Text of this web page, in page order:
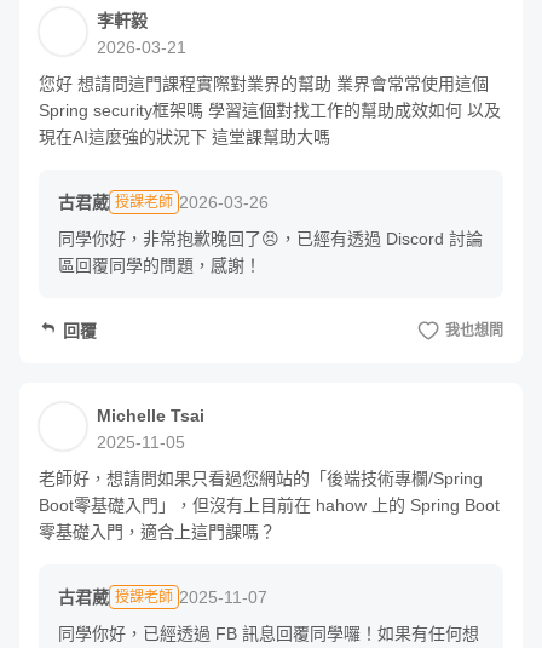
Security 微服務 ，由它來管理 Token 的發放和認證。
章節 11 - Spring Security 和微服務架構
章節 12 - 實戰演練：打造一個安全的微服務架構
學完了 Spring Boot，卻不知道下一步該往哪裡精進
在工作中常聽到一些資安的名詞，卻不了解它們實際的
運作邏輯
保護
想學習 Spring Security，但是不知道從何入門
最後想敲碗，希望未來老師能開 Spring
Cloud 的課程!!!
李軒毅
2026-03-21
您好 想請問這門課程實際對業界的幫助 業界會常常使用這個
Spring security框架嗎 學習這個對找工作的幫助成效如何 以及
現在AI這麼強的狀況下 這堂課幫助大嗎
古君葳 授課老師 2026-03-26
同學你好，非常抱歉晚回了😣，已經有透過 Discord 討論
區回覆同學的問題，感謝！
回覆 我也想問
Michelle Tsai
2025-11-05
老師好，想請問如果只看過您網站的「後端技術專欄/Spring
Boot零基礎入門」，但沒有上目前在 hahow 上的 Spring Boot
零基礎入門，適合上這門課嗎？
古君葳 授課老師 2025-11-07
同學你好，已經透過 FB 訊息回覆同學囉！如果有任何想